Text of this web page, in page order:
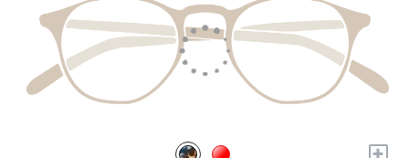
+